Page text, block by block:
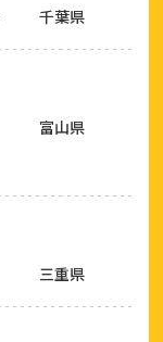
千葉県
富山県
三重県